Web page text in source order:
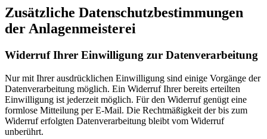
Zusätzliche Datenschutzbestimmungen
der Anlagenmeisterei
Widerruf Ihrer Einwilligung zur Datenverarbeitung
Nur mit Ihrer ausdrücklichen Einwilligung sind einige Vorgänge der
Datenverarbeitung möglich. Ein Widerruf Ihrer bereits erteilten
Einwilligung ist jederzeit möglich. Für den Widerruf genügt eine
formlose Mitteilung per E-Mail. Die Rechtmäßigkeit der bis zum
Widerruf erfolgten Datenverarbeitung bleibt vom Widerruf
unberührt.